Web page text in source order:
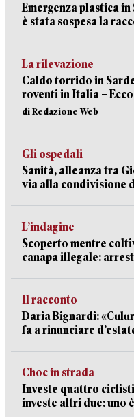
Emergenza plastica
è stata sospesa la
La rilevazione
Caldo torrido in
roventi in Italia –
di Redazione Web
Gli ospedali
Sanità, alleanza tra
via alla condivisione
L’indagine
Scoperto mentre
canapa illegale:
Il racconto
Daria Bignardi:
fa a rinunciare
Choc in strada
Investe quattro
investe altri due: uno